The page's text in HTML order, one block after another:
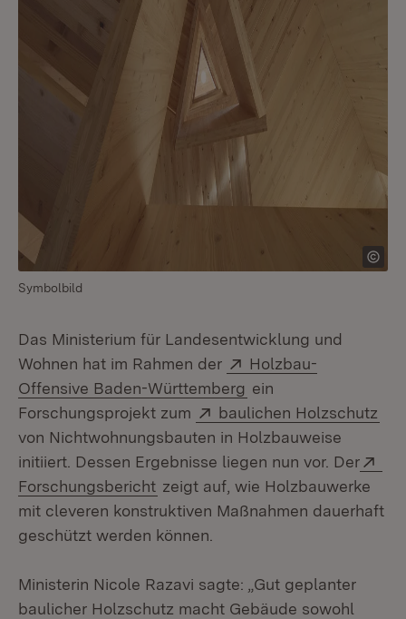
Symbolbild
Das Ministerium für Landesentwicklung und
Wohnen hat im Rahmen der
Extern:
Holzbau-
Offensive Baden-Württemberg (Öffnet in neuem
ein
Forschungsprojekt zum
Extern:
baulichen Holzschutz
von Nichtwohnungsbauten in Holzbauweise
initiiert. Dessen Ergebnisse liegen nun vor. Der
Forschungsbericht (Öffnet in neuem Fenster)
zeigt auf, wie Holzbauwerke
mit cleveren konstruktiven Maßnahmen dauerhaft
geschützt werden können.
Ministerin Nicole Razavi sagte: „Gut geplanter
baulicher Holzschutz macht Gebäude sowohl